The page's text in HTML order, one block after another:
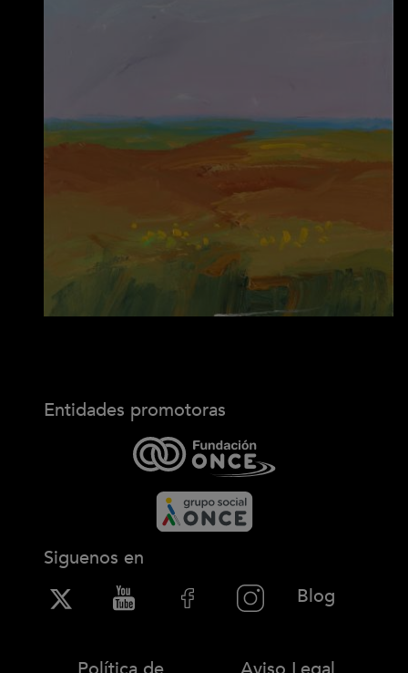
Entidades promotoras
Siguenos en
Blog